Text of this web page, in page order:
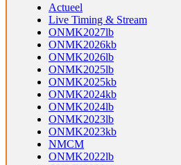
Actueel
Live Timing & Stream
ONMK2027lb
ONMK2026kb
ONMK2026lb
ONMK2025lb
ONMK2025kb
ONMK2024kb
ONMK2024lb
ONMK2023lb
ONMK2023kb
NMCM
ONMK2022lb